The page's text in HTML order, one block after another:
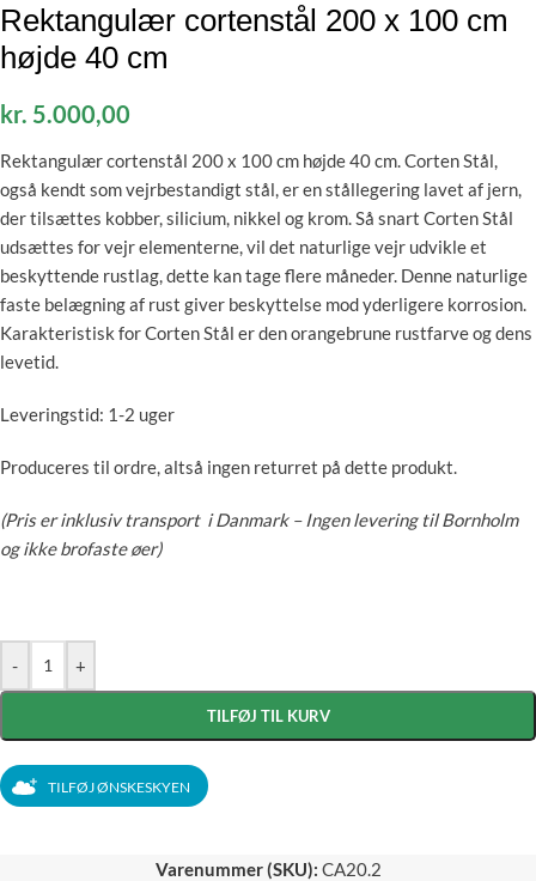
Rektangulær cortenstål 200 x 100 cm
højde 40 cm
kr. 5.000,00
Rektangulær cortenstål 200 x 100 cm højde 40 cm.Corten Stål,
også kendt som vejrbestandigt stål, er en stållegering lavet af jern,
der tilsættes kobber, silicium, nikkel og krom. Så snart Corten Stål
udsættes for vejr elementerne, vil det naturlige vejr udvikle et
beskyttende rustlag, dette kan tage flere måneder. Denne naturlige
faste belægning af rust giver beskyttelse mod yderligere korrosion.
Karakteristisk for Corten Stål er den orangebrune rustfarve og dens
levetid.
Leveringstid: 1-2 uger
Produceres til ordre, altså ingen returret på dette produkt.
(Pris er inklusiv transport i Danmark – Ingen levering til Bornholm
og ikke brofaste øer)
- +
TILFØJ TIL KURV
TILFØJ ØNSKESKYEN
Varenummer (SKU): CA20.2